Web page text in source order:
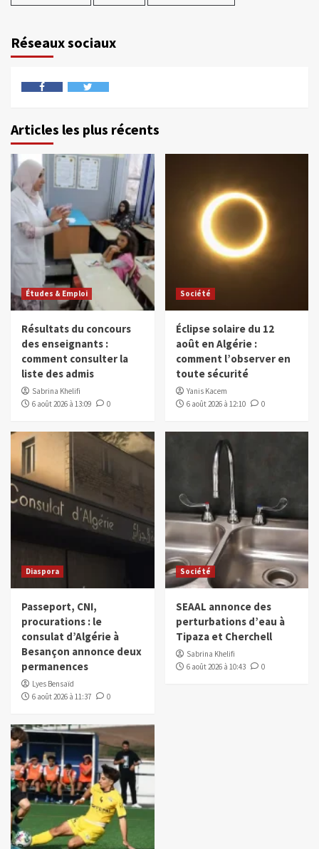
Réseaux sociaux
Articles les plus récents
Études & Emploi
Résultats du concours
des enseignants :
comment consulter la
liste des admis
Sabrina Khelifi
6 août 2026 à 13:09
0
Société
Éclipse solaire du 12
août en Algérie :
comment l’observer en
toute sécurité
Yanis Kacem
6 août 2026 à 12:10
0
Diaspora
Passeport, CNI,
procurations : le
consulat d’Algérie à
Besançon annonce deux
permanences
Lyes Bensaïd
6 août 2026 à 11:37
0
Société
SEAAL annonce des
perturbations d’eau à
Tipaza et Cherchell
Sabrina Khelifi
6 août 2026 à 10:43
0